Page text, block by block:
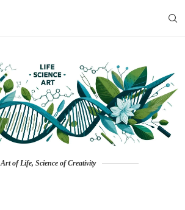
Art of Life, Science of Creativity